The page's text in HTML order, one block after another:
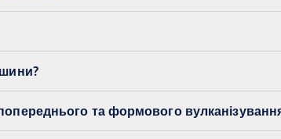
та формового